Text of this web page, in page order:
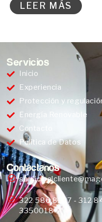
LEER MÁS
Servicios
Inicio
Experiencia
Protección y
Energía Renovable
Contacto
Política de Datos
Contáctanos
322 586 8107 - 312
3350018